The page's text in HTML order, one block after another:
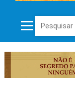
Pesquisar